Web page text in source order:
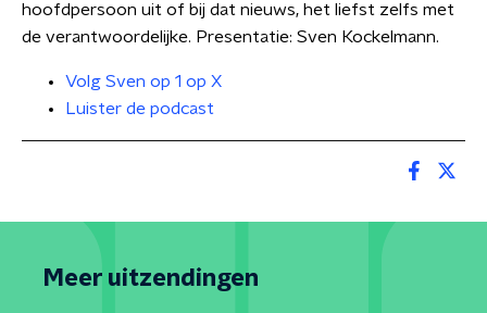
hoofdpersoon uit of bij dat nieuws, het liefst zelfs met
de verantwoordelijke. Presentatie: Sven Kockelmann.
Volg Sven op 1 op X
Luister de podcast
Meer uitzendingen